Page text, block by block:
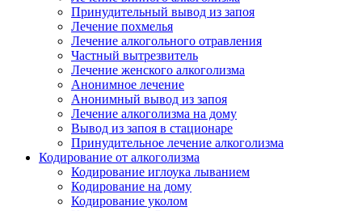
Принудительный вывод из запоя
Лечение похмелья
Лечение алкогольного отравления
Частный вытрезвитель
Лечение женского алкоголизма
Анонимное лечение
Анонимный вывод из запоя
Лечение алкоголизма на дому
Вывод из запоя в стационаре
Принудительное лечение алкоголизма
Кодирование от алкоголизма
Кодирование иглоука лыванием
Кодирование на дому
Кодирование уколом